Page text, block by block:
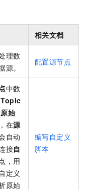
相关文档
理数
源。
配置源节点
中数
Topic
原始
在源
自动
接自
，用
定义
原始
编写自定义
脚本